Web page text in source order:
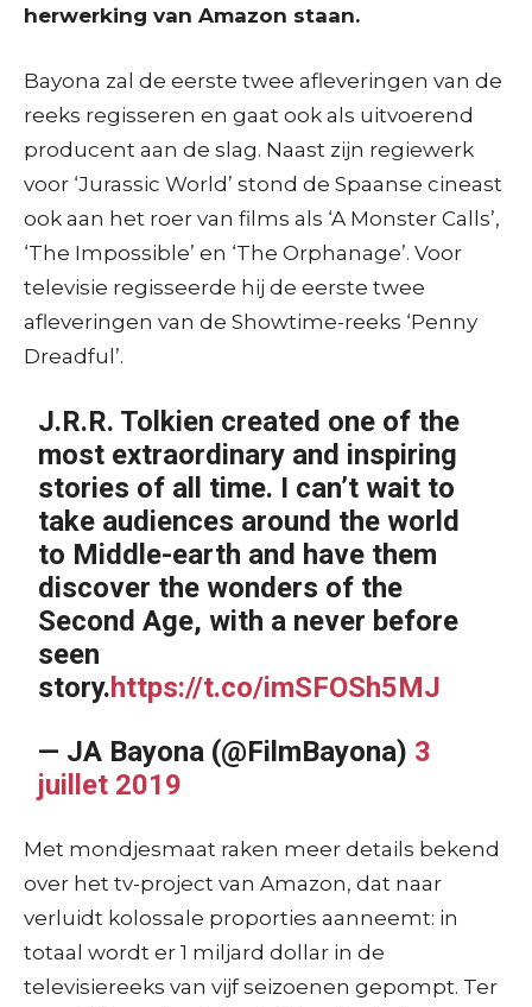
herwerking van Amazon staan.
Bayona zal de eerste twee afleveringen van de
reeks regisseren en gaat ook als uitvoerend
producent aan de slag. Naast zijn regiewerk
voor ‘Jurassic World’ stond de Spaanse cineast
ook aan het roer van films als ‘A Monster Calls’,
‘The Impossible’ en ‘The Orphanage’. Voor
televisie regisseerde hij de eerste twee
afleveringen van de Showtime-reeks ‘Penny
Dreadful’.
J.R.R. Tolkien created one of the
most extraordinary and inspiring
stories of all time. I can’t wait to
take audiences around the world
to Middle-earth and have them
discover the wonders of the
Second Age, with a never before
seen
story.https://t.co/imSFOSh5MJ
— JA Bayona (@FilmBayona) 3
juillet 2019
Met mondjesmaat raken meer details bekend
over het tv-project van Amazon, dat naar
verluidt kolossale proporties aanneemt: in
totaal wordt er 1 miljard dollar in de
televisiereeks van vijf seizoenen gepompt. Ter